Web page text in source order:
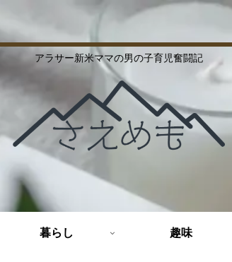
アラサー新米ママの男の子育児奮闘記
暮らし 趣味